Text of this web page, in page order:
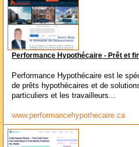
Performance Hypothécaire - Prêt et
Performance Hypothécaire est le
de prêts hypothécaires et de
particuliers et les travailleurs...
www.performancehypothecaire.ca